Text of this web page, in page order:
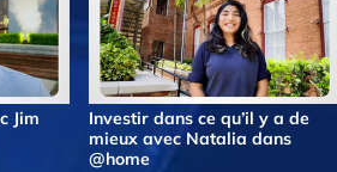
Jim
Investir dans ce qu’il y a de
mieux avec Natalia dans
@home